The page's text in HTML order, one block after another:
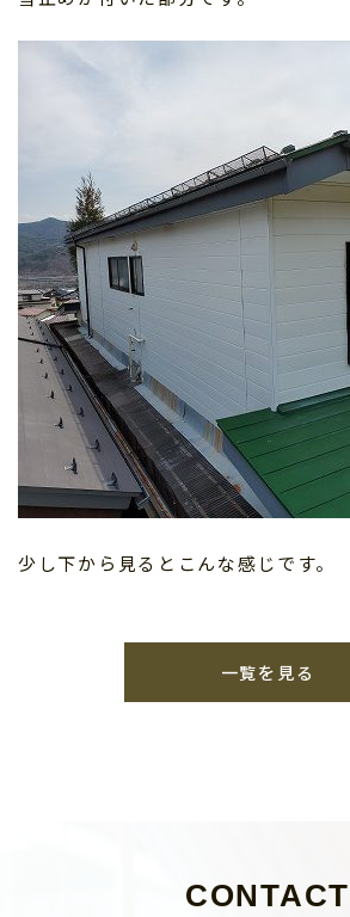
少し下から見るとこんな感じです。
一覧を見る
CONTACT